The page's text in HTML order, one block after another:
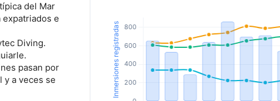
del Mar
expatriados e
Diving.
pasan por
y a veces se